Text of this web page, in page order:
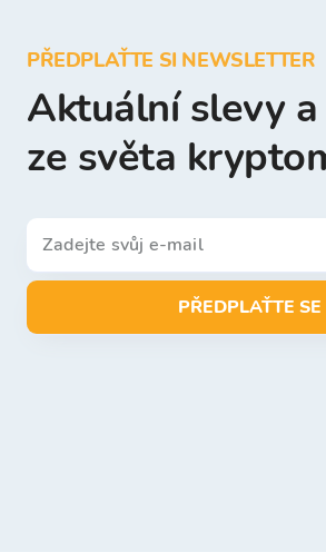
PŘEDPLAŤTE SI NEWSLETTER
Aktuální slevy
ze světa
PŘEDPLAŤTE SE